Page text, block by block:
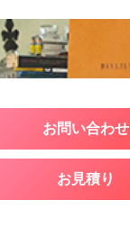
お問い合わせ
お見積り